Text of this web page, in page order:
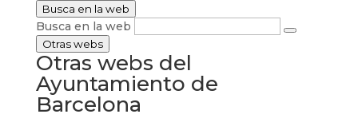
Busca en la web
Busca en la web
Otras webs
Otras webs del
Ayuntamiento de
Barcelona